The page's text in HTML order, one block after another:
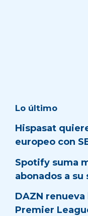
Lo último
Hispasat
europeo con
Spotify suma
abonados a
DAZN
Premier